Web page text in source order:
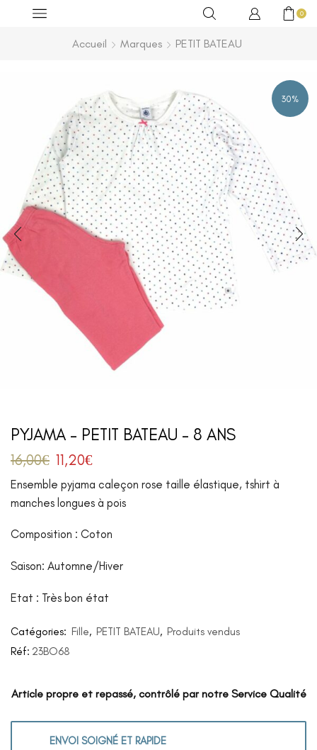
0
Accueil Marques PETIT BATEAU
30%
PYJAMA – PETIT BATEAU – 8 ANS
16,00€ 11,20€
Ensemble pyjama caleçon rose taille élastique, tshirt à
manches longues à pois
Composition : Coton
Saison: Automne/Hiver
Etat : Très bon état
Catégories: Fille, PETIT BATEAU, Produits vendus
Réf: 23BO68
Article propre et repassé, contrôlé par notre Service Qualité
ENVOI SOIGNÉ ET RAPIDE